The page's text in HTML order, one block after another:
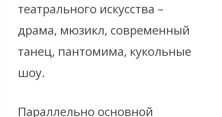
театрального искусства –
драма, мюзикл, современный
танец, пантомима, кукольные
шоу.
Параллельно основной